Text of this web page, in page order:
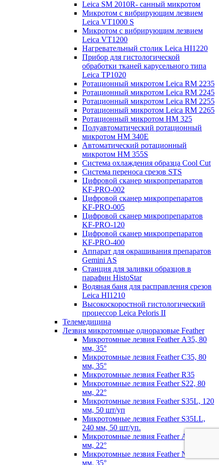
Leica SM 2010R- санный микротом
Микротом с вибрирующим лезвием
Leica VT1000 S
Микротом с вибрирующим лезвием
Leica VT1200
Нагревательный столик Leica HI1220
Прибор для гистологической
обработки тканей карусельного типа
Leica TP1020
Ротационный микротом Leica RM 2235
Ротационный микротом Leica RM 2245
Ротационный микротом Leica RM 2255
Ротационный микротом Leica RM 2265
Ротационный микротом HM 325
Полуавтоматический ротационный
микротом HM 340E
Автоматический ротационный
микротом HM 355S
Система охлаждения образца Cool Cut
Система переноса срезов STS
Цифровой сканер микропрепаратов
KF-PRO-002
Цифровой сканер микропрепаратов
KF-PRO-005
Цифровой сканер микропрепаратов
KF-PRO-120
Цифровой сканер микропрепаратов
KF-PRO-400
Аппарат для окрашивания препаратов
Gemini AS
Станция для заливки образцов в
парафин HistoStar
Водяная баня для расправления срезов
Leica HI1210
Высокоскоростной гистологический
процессор Leica Peloris II
Телемедицина
Лезвия микротомные одноразовые Feather
Микротомные лезвия Feather А35, 80
мм, 35°
Микротомные лезвия Feather С35, 80
мм, 35°
Микротомные лезвия Feather R35
Микротомные лезвия Feather S22, 80
мм, 22°
Микротомные лезвия Feather S35L, 120
мм, 50 шт/уп
Микротомные лезвия Feather S35LL,
240 мм, 50 шт/уп.
Микротомные лезвия Feather А22, 80
мм, 22°
Микротомные лезвия Feather N35, 80
мм, 35°